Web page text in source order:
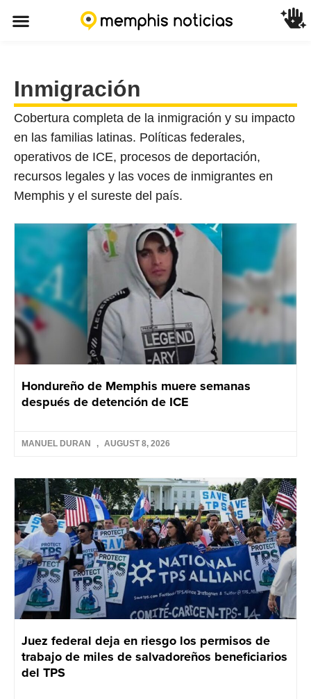
Inmigración
Cobertura completa de la inmigración y su impacto
en las familias latinas. Políticas federales,
operativos de ICE, procesos de deportación,
recursos legales y las voces de inmigrantes en
Memphis y el sureste del país.
Hondureño de Memphis muere semanas
después de detención de ICE
MANUEL DURAN AUGUST 8, 2026
Juez federal deja en riesgo los permisos de
trabajo de miles de salvadoreños beneficiarios
del TPS